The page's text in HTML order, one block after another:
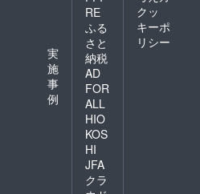
実
施
事
例
RE
ふる
さと
納税
AD
FOR
ALL
HIO
KOS
HI
JFA
クラ
クッ
キーポ
リシー